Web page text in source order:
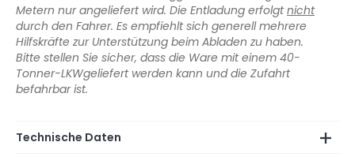
Metern nur angeliefert wird. Die Entladung erfolgtnicht
durch den Fahrer. Es empfiehlt sich generell mehrere
Hilfskräfte zur Unterstützung beim Abladen zu haben.
Bitte stellen Sie sicher, dass die Ware mit einem 40-
Tonner-LKWgeliefert werden kann und die Zufahrt
befahrbar ist.
Technische Daten